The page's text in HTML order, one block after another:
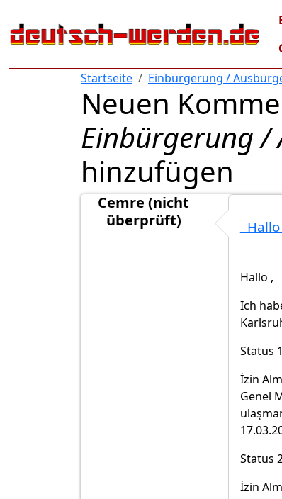
Startseite
Einbürgerung /
Neuen
Einbürgerung /
hinzufügen
Cemre (nicht
überprüft)
Hallo ,
Ich
Status 1
İzin
Genel
Status
İzin